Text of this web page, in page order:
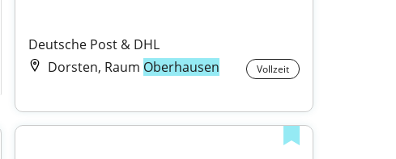
Deutsche Post & DHL
Dorsten, Raum Oberhausen Vollzeit